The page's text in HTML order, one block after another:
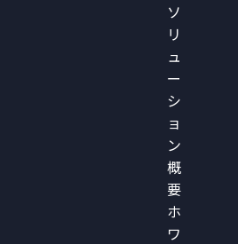
ソ
リ
ュ
ー
シ
ョ
ン
概
要
ホ
ワ